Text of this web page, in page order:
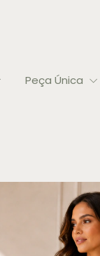
Peça Única